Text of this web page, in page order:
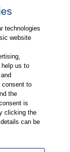
technologies
website
us to
consent to
the
is
clicking the
can be